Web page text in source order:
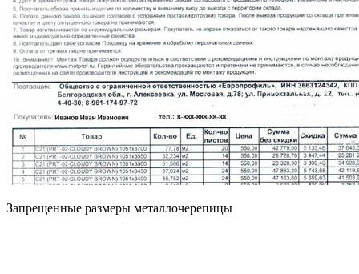
Запрещенные размеры металлочерепицы